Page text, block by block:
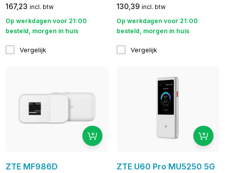
167,23 incl. btw
Op werkdagen voor 21:00
besteld, morgen in huis
Vergelijk
130,39 incl. btw
Op werkdagen voor 21:00
besteld, morgen in huis
Vergelijk
ZTE MF986D
ZTE U60 Pro MU5250 5G